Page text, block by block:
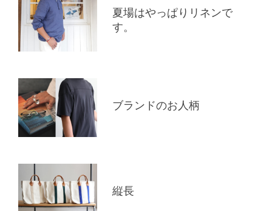
夏場はやっぱりリネンで
す。
ブランドのお人柄
縦長